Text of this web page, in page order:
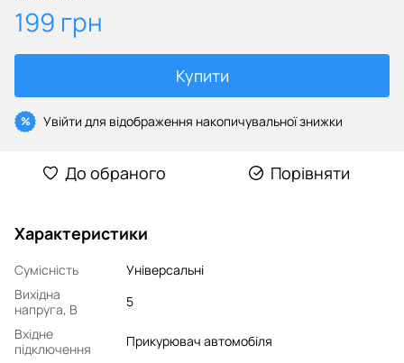
199 грн
Купити
% Увійти для відображення накопичувальної знижки
До обраного Порівняти
Характеристики
Сумісність
Універсальні
Вихідна
напруга, В
5
Вхідне
підключення
Прикурювач автомобіля